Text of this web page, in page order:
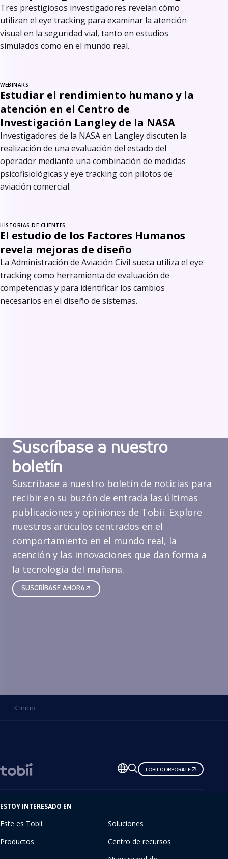
Tres prestigiosos investigadores revelan cómo
utilizan el eye tracking para examinar la atención
visual en la seguridad vial, tanto en estudios
simulados como en el mundo real.
WEBINARS
Estudiar el rendimiento humano y la
atención en el Centro de
Investigación Langley de la NASA
Investigadores de la NASA en Langley discuten la
realización de una evaluación del estado del
operador mediante una combinación de medidas
psicofisiológicas y eye tracking con pilotos de
aviación comercial.
HISTORIAS DE CLIENTES
El estudio de los Factores Humanos
revela mejoras de diseño
La Administración de Aviación Civil sueca utiliza el eye
tracking como herramienta de evaluación de
competencias y para identificar los cambios
necesarios en el diseño de sistemas.
Suscríbase a nuestro
boletín
Suscríbase a nuestro boletín de noticias para
recibir en su buzón de entrada las últimas
publicaciones y opiniones de Tobii. Explore
nuestros artículos centrados en el
comportamiento en el mundo real, la
atención y las innovaciones que dan forma a
la tecnología del mañana.
SUSCRÍBASE AHORA
Inicio
Cambiar
de
TOBII CORPORATE
ESTOY INTERESADO EN
Este es Tobii
Soluciones
Productos
Centro de recursos